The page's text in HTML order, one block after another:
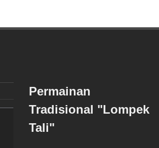
Permainan
Tradisional "Lompek
Tali"